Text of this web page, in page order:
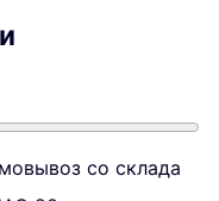
со склада